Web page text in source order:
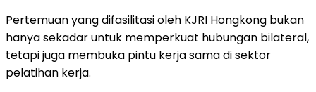
Pertemuan yang difasilitasi oleh KJRI Hongkong bukan
hanya sekadar untuk memperkuat hubungan bilateral,
tetapi juga membuka pintu kerja sama di sektor
pelatihan kerja.